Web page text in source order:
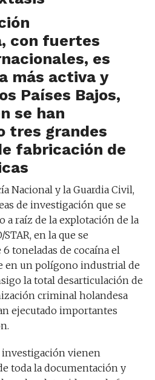
con fuertes
es
más activa y
Países Bajos,
se han
tres grandes
fabricación de
Nacional y la Guardia Civil,
de investigación que se
a raíz de la explotación de la
en la que se
toneladas de cocaína el
en un polígono industrial de
la total desarticulación de
criminal holandesa
ejecutado importantes
investigación vienen
toda la documentación y